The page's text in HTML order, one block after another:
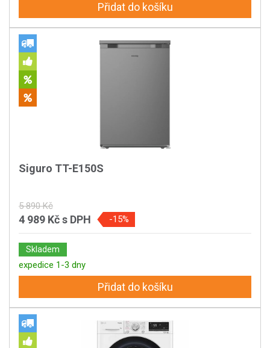
Přidat do košíku
Siguro TT-E150S
5 890 Kč
4 989 Kčs DPH -15%
Skladem
expedice 1-3 dny
Přidat do košíku